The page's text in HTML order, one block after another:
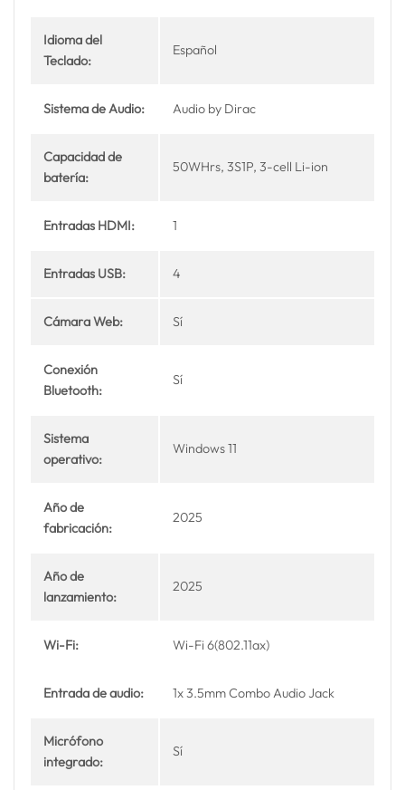
Idioma del
Teclado:
Español
Sistema de Audio: Audio by Dirac
Capacidad de
batería:
50WHrs, 3S1P, 3-cell Li-ion
Entradas HDMI: 1
Entradas USB: 4
Cámara Web: Sí
Conexión
Bluetooth:
Sí
Sistema
operativo:
Windows 11
Año de
fabricación:
2025
Año de
lanzamiento:
2025
Wi-Fi: Wi-Fi 6(802.11ax)
Entrada de audio: 1x 3.5mm Combo Audio Jack
Micrófono
integrado:
Sí